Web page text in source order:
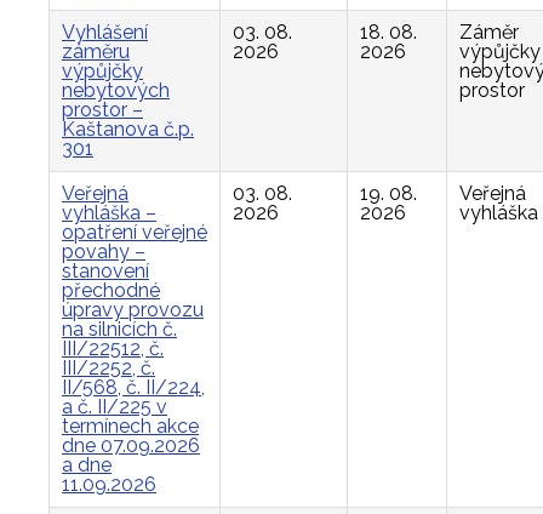
Vyhlášení
záměru
výpůjčky
nebytových
prostor –
Kaštanova č.p.
301
03. 08.
2026
18. 08.
2026
Záměr
výpůjčky
prostor
Veřejná
vyhláška –
opatření veřejné
povahy –
stanovení
přechodné
úpravy provozu
na silnicích č.
III/22512, č.
III/2252, č.
II/568, č. II/224,
a č. II/225 v
termínech akce
dne 07.09.2026
a dne
11.09.2026
03. 08.
2026
19. 08.
2026
Veřejná
vyhláška